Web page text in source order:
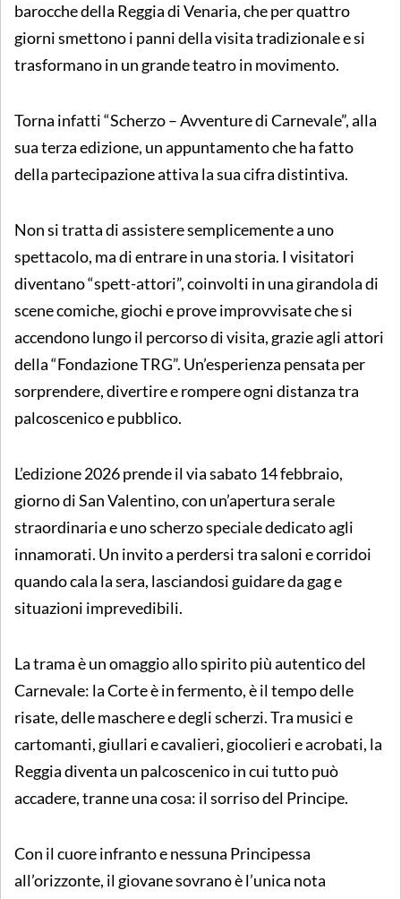
barocche della Reggia di Venaria, che per quattro
giorni smettono i panni della visita tradizionale e si
trasformano in un grande teatro in movimento.
Torna infatti “Scherzo – Avventure di Carnevale”, alla
sua terza edizione, un appuntamento che ha fatto
della partecipazione attiva la sua cifra distintiva.
Non si tratta di assistere semplicemente a uno
spettacolo, ma di entrare in una storia. I visitatori
diventano “spett-attori”, coinvolti in una girandola di
scene comiche, giochi e prove improvvisate che si
accendono lungo il percorso di visita, grazie agli attori
della “Fondazione TRG”. Un’esperienza pensata per
sorprendere, divertire e rompere ogni distanza tra
palcoscenico e pubblico.
L’edizione 2026 prende il via sabato 14 febbraio,
giorno di San Valentino, con un’apertura serale
straordinaria e uno scherzo speciale dedicato agli
innamorati. Un invito a perdersi tra saloni e corridoi
quando cala la sera, lasciandosi guidare da gag e
situazioni imprevedibili.
La trama è un omaggio allo spirito più autentico del
Carnevale: la Corte è in fermento, è il tempo delle
risate, delle maschere e degli scherzi. Tra musici e
cartomanti, giullari e cavalieri, giocolieri e acrobati, la
Reggia diventa un palcoscenico in cui tutto può
accadere, tranne una cosa: il sorriso del Principe.
Con il cuore infranto e nessuna Principessa
all’orizzonte, il giovane sovrano è l’unica nota